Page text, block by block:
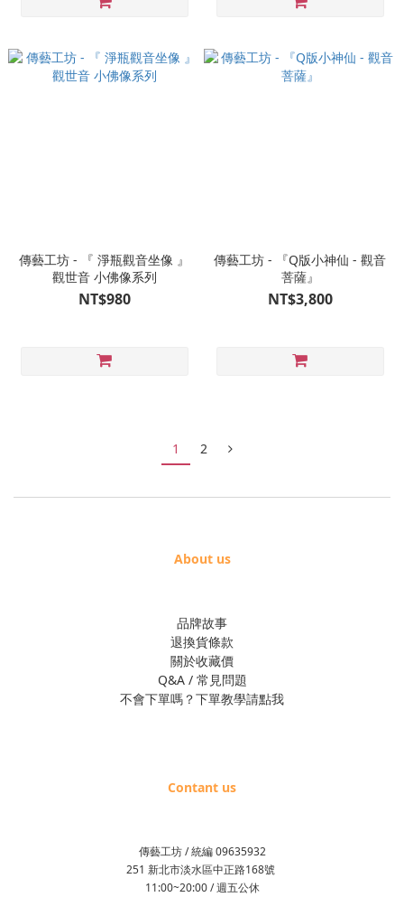
傳藝工坊 - 『 淨瓶觀音坐像 』
觀世音 小佛像系列
NT$980
傳藝工坊 - 『Q版小神仙 - 觀音
菩薩』
NT$3,800
1 2
About us
品牌故事
退換貨條款
關於收藏價
Q&A / 常見問題
不會下單嗎？下單教學請點我
Contant us
傳藝工坊 / 統編 09635932
251 新北市淡水區中正路168號
11:00~20:00 / 週五公休